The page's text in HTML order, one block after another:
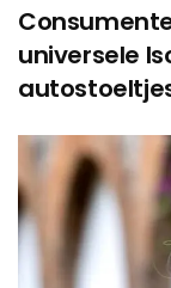
universele